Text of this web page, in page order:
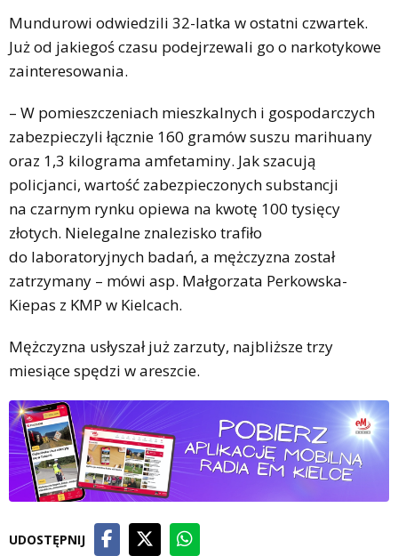
Mundurowi odwiedzili 32-latka w ostatni czwartek.
Już od jakiegoś czasu podejrzewali go o narkotykowe
zainteresowania.
– W pomieszczeniach mieszkalnych i gospodarczych
zabezpieczyli łącznie 160 gramów suszu marihuany
oraz 1,3 kilograma amfetaminy. Jak szacują
policjanci, wartość zabezpieczonych substancji
na czarnym rynku opiewa na kwotę 100 tysięcy
złotych. Nielegalne znalezisko trafiło
do laboratoryjnych badań, a mężczyzna został
zatrzymany – mówi asp. Małgorzata Perkowska-
Kiepas z KMP w Kielcach.
Mężczyzna usłyszał już zarzuty, najbliższe trzy
miesiące spędzi w areszcie.
UDOSTĘPNIJ